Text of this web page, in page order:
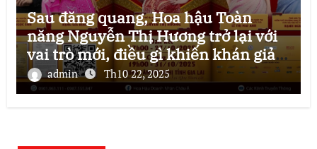
Sau đăng quang, Hoa hậu Toàn
năng Nguyễn Thị Hương trở lại với
vai trò mới, điều gì khiến khán giả
mong chờ?
admin Th10 22, 2025